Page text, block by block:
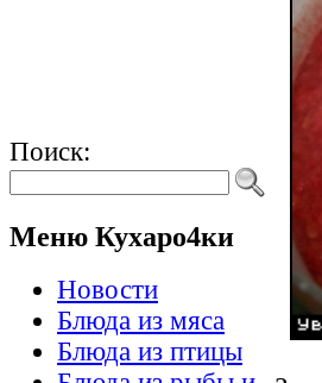
Поиск:
Меню Кухаро4ки
Новости
Блюда из мяса
Блюда из птицы